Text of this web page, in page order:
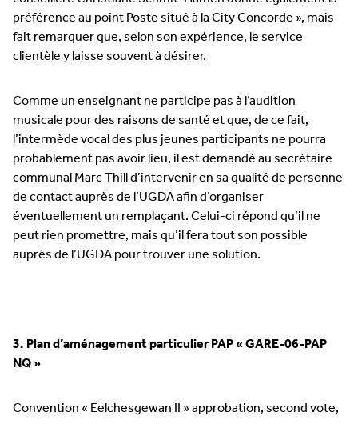
préférence au point Poste situé à la City Concorde », mais
fait remarquer que, selon son expérience, le service
clientèle y laisse souvent à désirer.
Comme un enseignant ne participe pas à l’audition
musicale pour des raisons de santé et que, de ce fait,
l’intermède vocal des plus jeunes participants ne pourra
probablement pas avoir lieu, il est demandé au secrétaire
communal Marc Thill d’intervenir en sa qualité de personne
de contact auprès de l’UGDA afin d’organiser
éventuellement un remplaçant. Celui-ci répond qu’il ne
peut rien promettre, mais qu’il fera tout son possible
auprès de l’UGDA pour trouver une solution.
3. Plan d’aménagement particulier PAP « GARE-06-PAP
NQ »
Convention « Eelchesgewan II » approbation, second vote,